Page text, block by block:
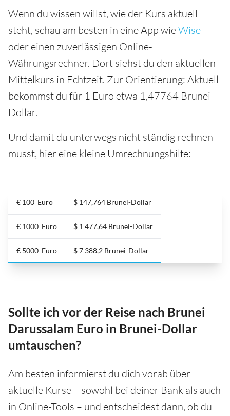
Wenn du wissen willst, wie der Kurs aktuell
steht, schau am besten in eine App wieWise
oder einen zuverlässigen Online-
Währungsrechner. Dort siehst du den aktuellen
Mittelkurs in Echtzeit. Zur Orientierung: Aktuell
bekommst du für 1 Euro etwa 1,47764 Brunei-
Dollar.
Und damit du unterwegs nicht ständig rechnen
musst, hier eine kleine Umrechnungshilfe:
€ 100 Euro $ 147,764 Brunei-Dollar
€ 1000 Euro $ 1 477,64 Brunei-Dollar
€ 5000 Euro $ 7 388,2 Brunei-Dollar
Sollte ich vor der Reise nach Brunei
Darussalam Euro in Brunei-Dollar
umtauschen?
Am besten informierst du dich vorab über
aktuelle Kurse – sowohl bei deiner Bank als auch
in Online-Tools – und entscheidest dann, ob du